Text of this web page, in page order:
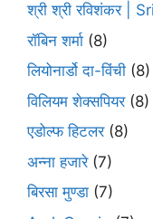
श्री श्री रविशंकर |
रॉबिन शर्मा (8)
लियोनार्डो दा-विंची (8)
विलियम शेक्सपियर(8)
एडोल्फ हिटलर(8)
अन्ना हजारे(7)
बिरसा मुण्डा (7)